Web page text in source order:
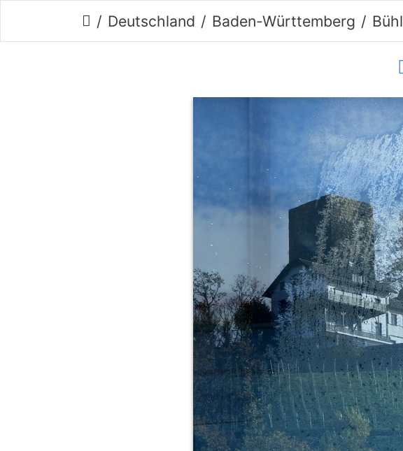
Deutschland Baden-Württemberg Bühl